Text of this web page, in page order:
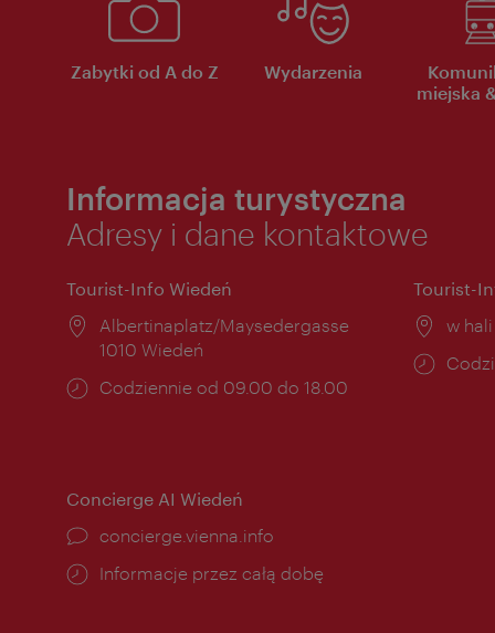
Zabytki od A do Z Wydarzenia
miejska
Informacja turystyczna
Adresy i dane kontaktowe
Tourist-Info Wiedeń
Miejsce:
Albertinaplatz/Maysedergasse
1010 Wiedeń
Godziny
Codziennie od 09.00 do 18.00
Tourist-
w
Concierge AI Wiedeń
concierge.vienna.info
Informacje przez całą dobę